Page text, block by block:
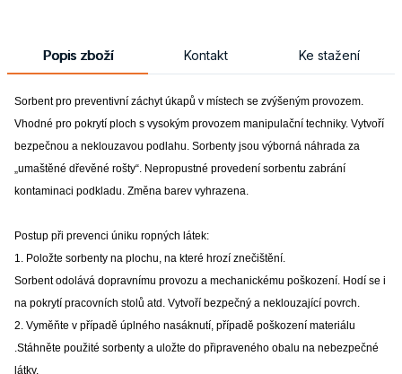
Popis zboží Kontakt Ke stažení
Sorbent pro preventivní záchyt úkapů v místech se zvýšeným provozem.
Vhodné pro pokrytí ploch s vysokým provozem manipulační techniky. Vytvoří
bezpečnou a neklouzavou podlahu. Sorbenty jsou výborná náhrada za
„umaštěné dřevěné rošty“. Nepropustné provedení sorbentu zabrání
kontaminaci podkladu. Změna barev vyhrazena.
Postup při prevenci úniku ropných látek:
1. Položte sorbenty na plochu, na které hrozí znečištění.
Sorbent odolává dopravnímu provozu a mechanickému poškození. Hodí se i
na pokrytí pracovních stolů atd. Vytvoří bezpečný a neklouzající povrch.
2. Vyměňte v případě úplného nasáknutí, případě poškození materiálu
.Stáhněte použité sorbenty a uložte do připraveného obalu na nebezpečné
látky.